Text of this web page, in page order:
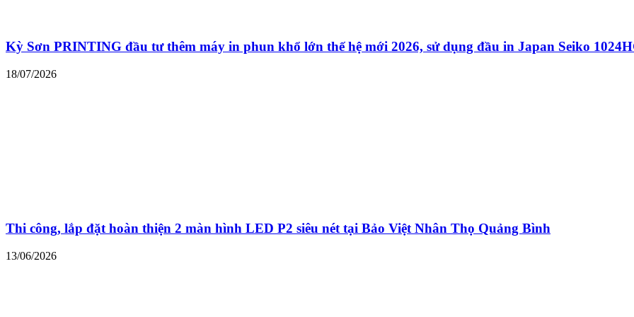
Kỳ Sơn PRINTING đầu tư thêm máy in phun khổ lớn thế hệ mới 2026, sử dụng đầu in Japan Seiko
18/07/2026
Thi công, lắp đặt hoàn thiện 2 màn hình LED P2 siêu nét tại Bảo Việt Nhân Thọ Quảng Bình
13/06/2026